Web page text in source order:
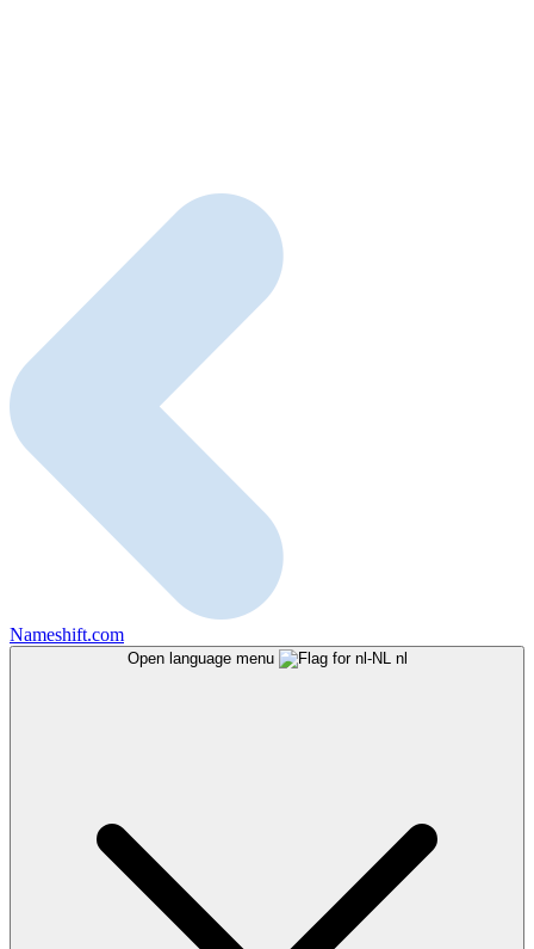
Nameshift.com
Open language menu nl